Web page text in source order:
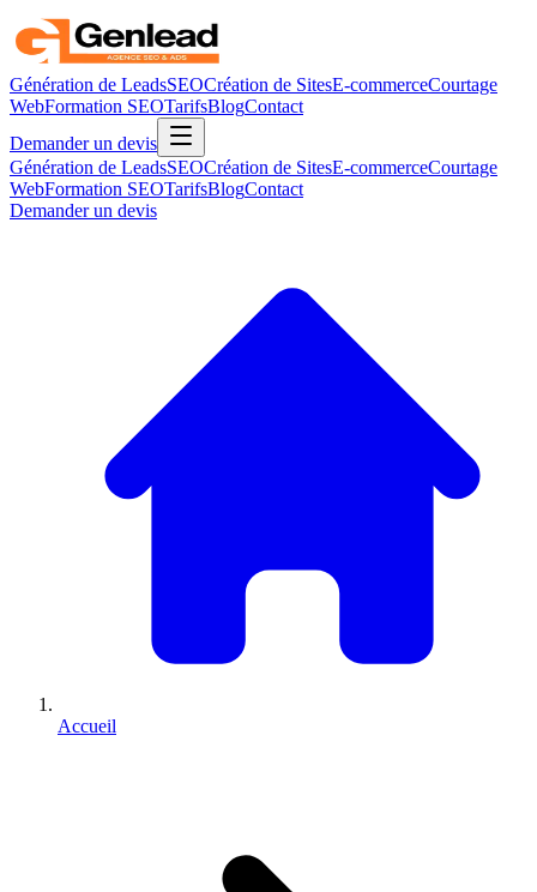
Génération de LeadsSEOCréation de SitesE-commerceCourtage
WebFormation SEOTarifsBlogContact
Demander un devis
Génération de LeadsSEOCréation de SitesE-commerceCourtage
WebFormation SEOTarifsBlogContact
Demander un devis
Accueil